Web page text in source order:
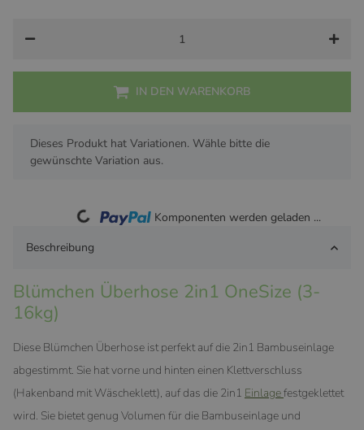
IN DEN WARENKORB
x
Dieses Produkt hat Variationen. Wähle bitte die
gewünschte Variation aus.
Loading...
Komponenten werden geladen ...
Beschreibung
Blümchen Überhose 2in1 OneSize (3-
16kg)
Diese Blümchen Überhose ist perfekt auf die 2in1 Bambuseinlage
abgestimmt. Sie hat vorne und hinten einen Klettverschluss
(Hakenband mit Wäscheklett), auf das die 2in1 Einlagefestgeklettet
wird. Sie bietet genug Volumen für die Bambuseinlage und